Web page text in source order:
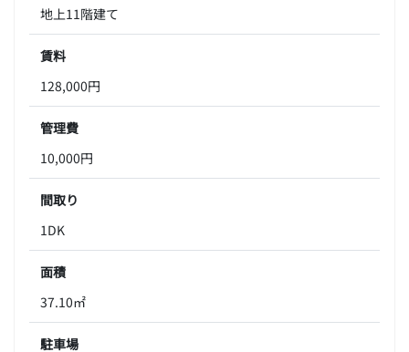
地上11階建て
賃料
128,000円
管理費
10,000円
間取り
1DK
面積
37.10㎡
駐車場